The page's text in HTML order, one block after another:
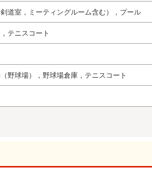
道室，ミーティングルーム含む），プール
テニスコート
野球場），野球場倉庫，テニスコート